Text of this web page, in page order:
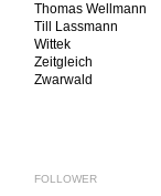
Thomas Wellmann
Till Lassmann
Wittek
Zeitgleich
Zwarwald
FOLLOWER